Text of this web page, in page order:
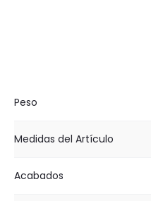
Peso
Medidas del Artículo
Acabados